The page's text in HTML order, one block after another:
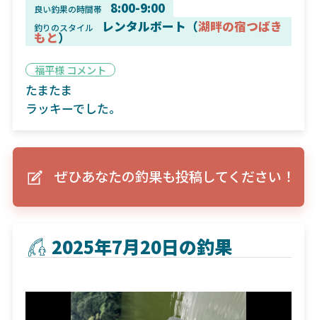
良い釣果の時間帯 8:00-9:00
釣りのスタイル レンタルボート（湖畔の宿つばき
もと）
福平様 コメント
たまたま
ラッキーでした。
ぜひあなたの釣果も投稿してください！
2025年7月20日の釣果